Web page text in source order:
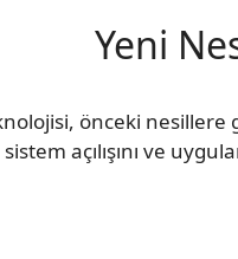
Yeni
önceki nesillere
açılışını ve